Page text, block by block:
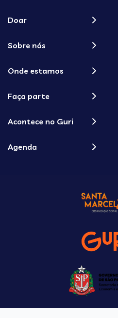
Doar
Sobre nós
Onde estamos
Faça parte
Acontece no Guri
Agenda